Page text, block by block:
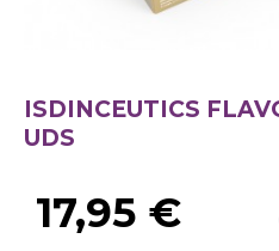
ISDINCEUTICS
UDS
17,95 €